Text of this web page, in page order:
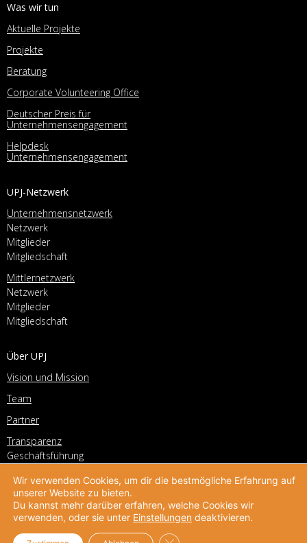
Was wir tun
Aktuelle Projekte
Projekte
Beratung
Corporate Volunteering Office
Deutscher Preis für
Unternehmensengagement
Helpdesk
Unternehmensengagement
UPJ-Netzwerk
Unternehmensnetzwerk
Netzwerk
Mitglieder
Mitgliedschaft
Mittlernetzwerk
Netzwerk
Mitglieder
Mitgliedschaft
Über UPJ
Vision und Mission
Team
Partner
Transparenz
Geschäftsführung
Geschichte
Stellenangebote
Wir verwenden Cookies, um dir die bestmögliche Erfahrung auf
unserer Website zu bieten.
Du kannst mehr darüber erfahren, welche Cookies wir
verwenden, oder sie unter Einstellungen deaktivieren.